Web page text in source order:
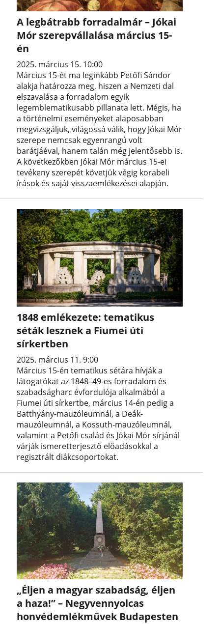
A legbátrabb forradalmár – Jókai
Mór szerepvállalása március 15-
én
2025. március 15. 10:00
Március 15-ét ma leginkább Petőfi Sándor
alakja határozza meg, hiszen a Nemzeti dal
elszavalása a forradalom egyik
legemblematikusabb pillanata lett. Mégis, ha
a történelmi eseményeket alaposabban
megvizsgáljuk, világossá válik, hogy Jókai Mór
szerepe nemcsak egyenrangú volt
barátjáéval, hanem talán még jelentősebb is.
A következőkben Jókai Mór március 15-ei
tevékeny szerepét követjük végig korabeli
írások és saját visszaemlékezései alapján.
1848 emlékezete: tematikus
séták lesznek a Fiumei úti
sírkertben
2025. március 11. 9:00
Március 15-én tematikus sétára hívják a
látogatókat az 1848–49-es forradalom és
szabadságharc évfordulója alkalmából a
Fiumei úti sírkertbe, március 14-én pedig a
Batthyány-mauzóleumnál, a Deák-
mauzóleumnál, a Kossuth-mauzóleumnál,
valamint a Petőfi család és Jókai Mór sírjánál
várják ismeretterjesztő előadásokkal a
regisztrált diákcsoportokat.
„Éljen a magyar szabadság, éljen
a haza!” – Negyvennyolcas
honvédemlékművek Budapesten